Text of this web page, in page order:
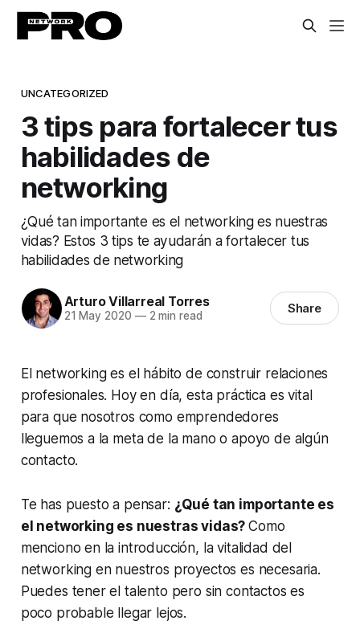
UNCATEGORIZED
3 tips para fortalecer tus
habilidades de
networking
¿Qué tan importante es el networking es nuestras
vidas? Estos 3 tips te ayudarán a fortalecer tus
habilidades de networking
Arturo Villarreal Torres
21 May 2020 —2 min read Share
El networking es el hábito de construir relaciones
profesionales. Hoy en día, esta práctica es vital
para que nosotros como emprendedores
lleguemos a la meta de la mano o apoyo de algún
contacto.
Te has puesto a pensar: ¿Qué tan importante es
el networking es nuestras vidas?Como
menciono en la introducción, la vitalidad del
networking en nuestros proyectos es necesaria.
Puedes tener el talento pero sin contactos es
poco probable llegar lejos.